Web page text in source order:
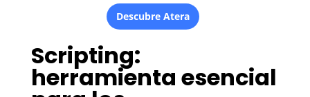
Descubre Atera
Scripting:
herramienta esencial